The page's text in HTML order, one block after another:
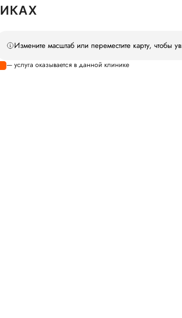
Измените масштаб или переместите карту, чтобы
— услуга оказывается в данной клинике